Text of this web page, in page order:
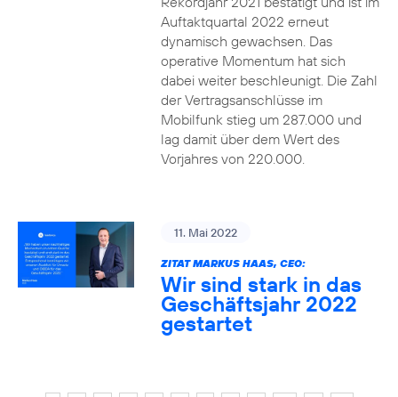
Auftaktquartal 2022 erneut
dynamisch gewachsen. Das
operative Momentum hat sich
dabei weiter beschleunigt. Die Zahl
der Vertragsanschlüsse im
Mobilfunk stieg um 287.000 und
lag damit über dem Wert des
Vorjahres von 220.000.
11. Mai 2022
ZITAT MARKUS HAAS, CEO:
Wir sind stark in das
Geschäftsjahr 2022
gestartet